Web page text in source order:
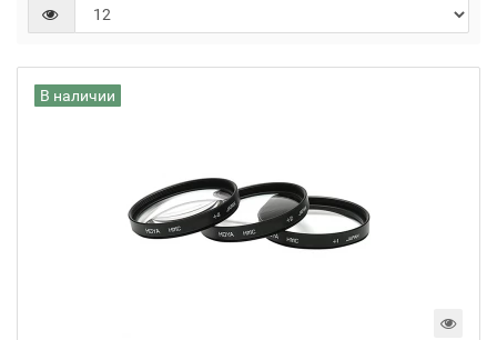
В наличии